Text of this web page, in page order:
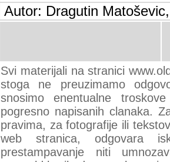
Autor: Dragutin
Svi materijali na stranici
stoga ne preuzimamo
snosimo enentualne
pogresno napisanih clanaka.
pravima, za fotografije ili
web stranica, odgovara
prestampavanje niti